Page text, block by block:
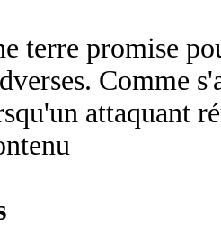
terre promise
Comme
attaquant